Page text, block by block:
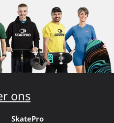
ons
SkatePro